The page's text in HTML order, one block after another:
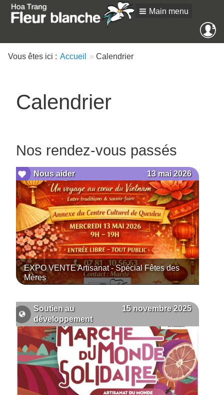
Main menu
SE
Vous êtes ici : Accueil Calendrier
Calendrier
Nos rendez-vous passés
13 mai 2026
Nous aider
EXPO VENTE Artisanat - Spécial Fêtes des
Mères
15 novembre 2025
Soutien au
développement